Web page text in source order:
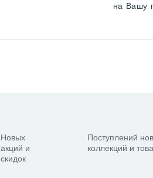
на Вашу
Новых
акций и
скидок
Поступлений
коллекций и